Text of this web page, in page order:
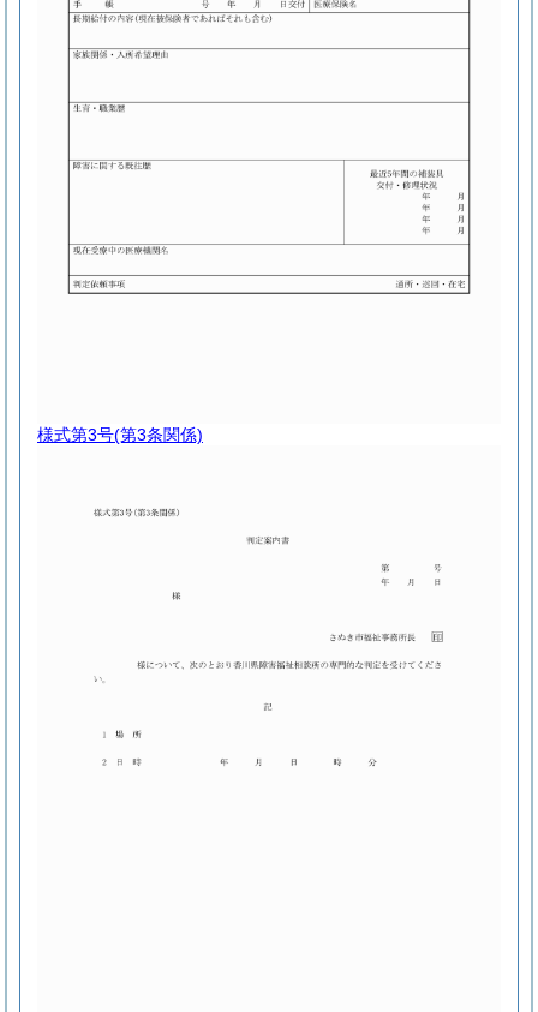
様式第3号(第3条関係)